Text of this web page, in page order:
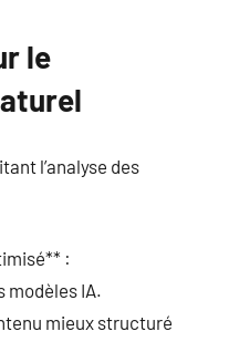
le
l’analyse des
:
modèles IA.
mieux structuré